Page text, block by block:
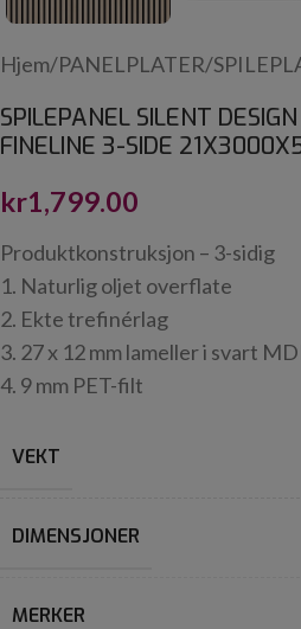
Hjem/PANELPLATER/
SPILEPANEL SILENT
FINELINE 3-SIDE
kr1,799.00
Produktkonstruksjon – 3-sidig
1. Naturlig oljet overflate
2. Ekte trefinérlag
3. 27 x 12 mm lameller i svart
4. 9 mm PET-filt
VEKT
DIMENSJONER
MERKER